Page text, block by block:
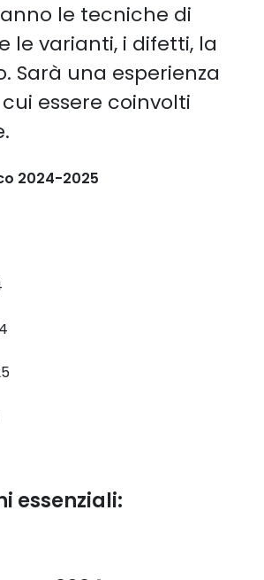
le tecniche di
le varianti, i difetti, la
Sarà una esperienza
essere coinvolti
2024-2025
essenziali: